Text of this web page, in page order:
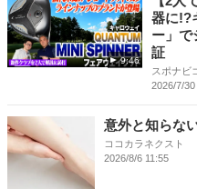
9:46
器に!?
ー」で
証
スポナビ
2026/7/
意外と知らな
ココカラネクスト
2026/8/6 11:55